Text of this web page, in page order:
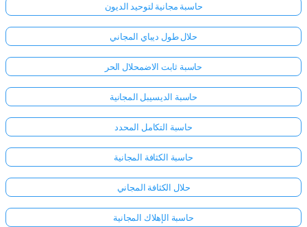
حاسبة مجانية لتوحيد الديون
حلال طول ديباي المجاني
حاسبة ثابت الاضمحلال الحر
حاسبة الديسيبل المجانية
حاسبة التكامل المحدد
حاسبة الكثافة المجانية
حلال الكثافة المجاني
حاسبة الإهلاك المجانية